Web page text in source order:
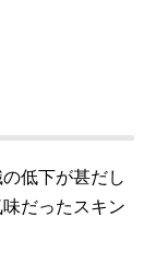
低下が甚だし
だったスキン